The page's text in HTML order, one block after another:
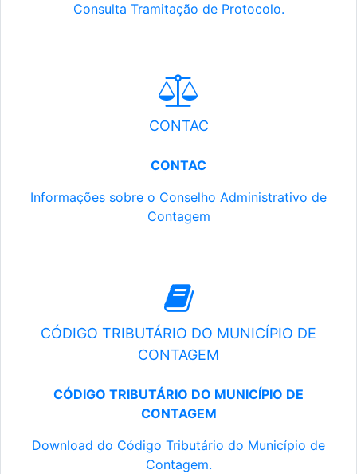
Consulta Tramitação de Protocolo.
CONTAC
CONTAC
Informações sobre o Conselho Administrativo de
Contagem
CÓDIGO TRIBUTÁRIO DO MUNICÍPIO DE
CONTAGEM
CÓDIGO TRIBUTÁRIO DO MUNICÍPIO DE
CONTAGEM
Download do Código Tributário do Município de
Contagem.